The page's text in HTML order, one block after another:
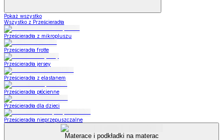
Pokaż wszystko
Wszystko z Prześcieradła
Prześcieradła z mikropluszu
Prześcieradła frotte
Prześcieradła jersey
Prześcieradła z elastanem
Prześcieradła płócienne
Prześcieradła dla dzieci
Prześcieradła nieprzepuszczalne
Materace i podkładki na materac